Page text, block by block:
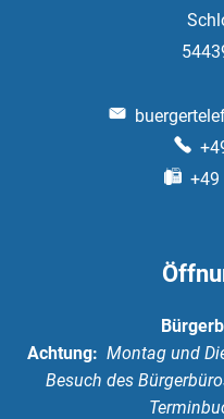
+49
Achtung: Montag und
Besuch des